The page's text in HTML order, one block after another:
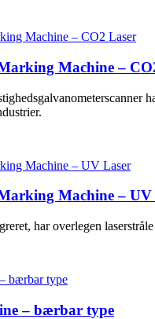
Machine –
Machine – UV
har overlegen
– bærbar type